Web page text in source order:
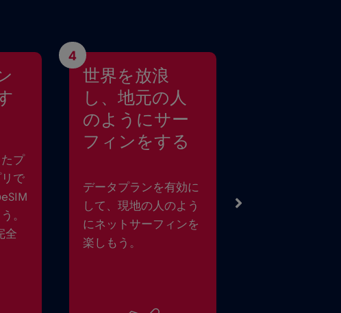
プ
で
。
全
4
世界を放浪
し、地元の人
のようにサー
フィンをする
データプランを有効に
して、現地の人のよう
にネットサーフィンを
楽しもう。